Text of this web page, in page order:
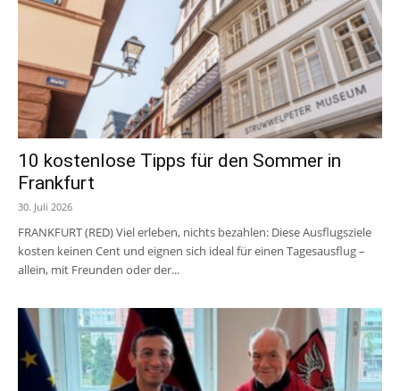
10 kostenlose Tipps für den Sommer in
Frankfurt
30. Juli 2026
FRANKFURT (RED) Viel erleben, nichts bezahlen: Diese Ausflugsziele
kosten keinen Cent und eignen sich ideal für einen Tagesausflug –
allein, mit Freunden oder der...